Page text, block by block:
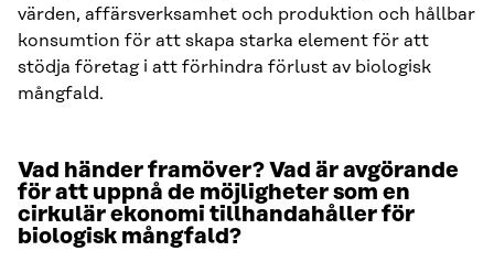
värden, affärsverksamhet och produktion och hållbar
konsumtion för att skapa starka element för att
stödja företag i att förhindra förlust av biologisk
mångfald.
Vad händer framöver? Vad är avgörande
för att uppnå de möjligheter som en
cirkulär ekonomi tillhandahåller för
biologisk mångfald?